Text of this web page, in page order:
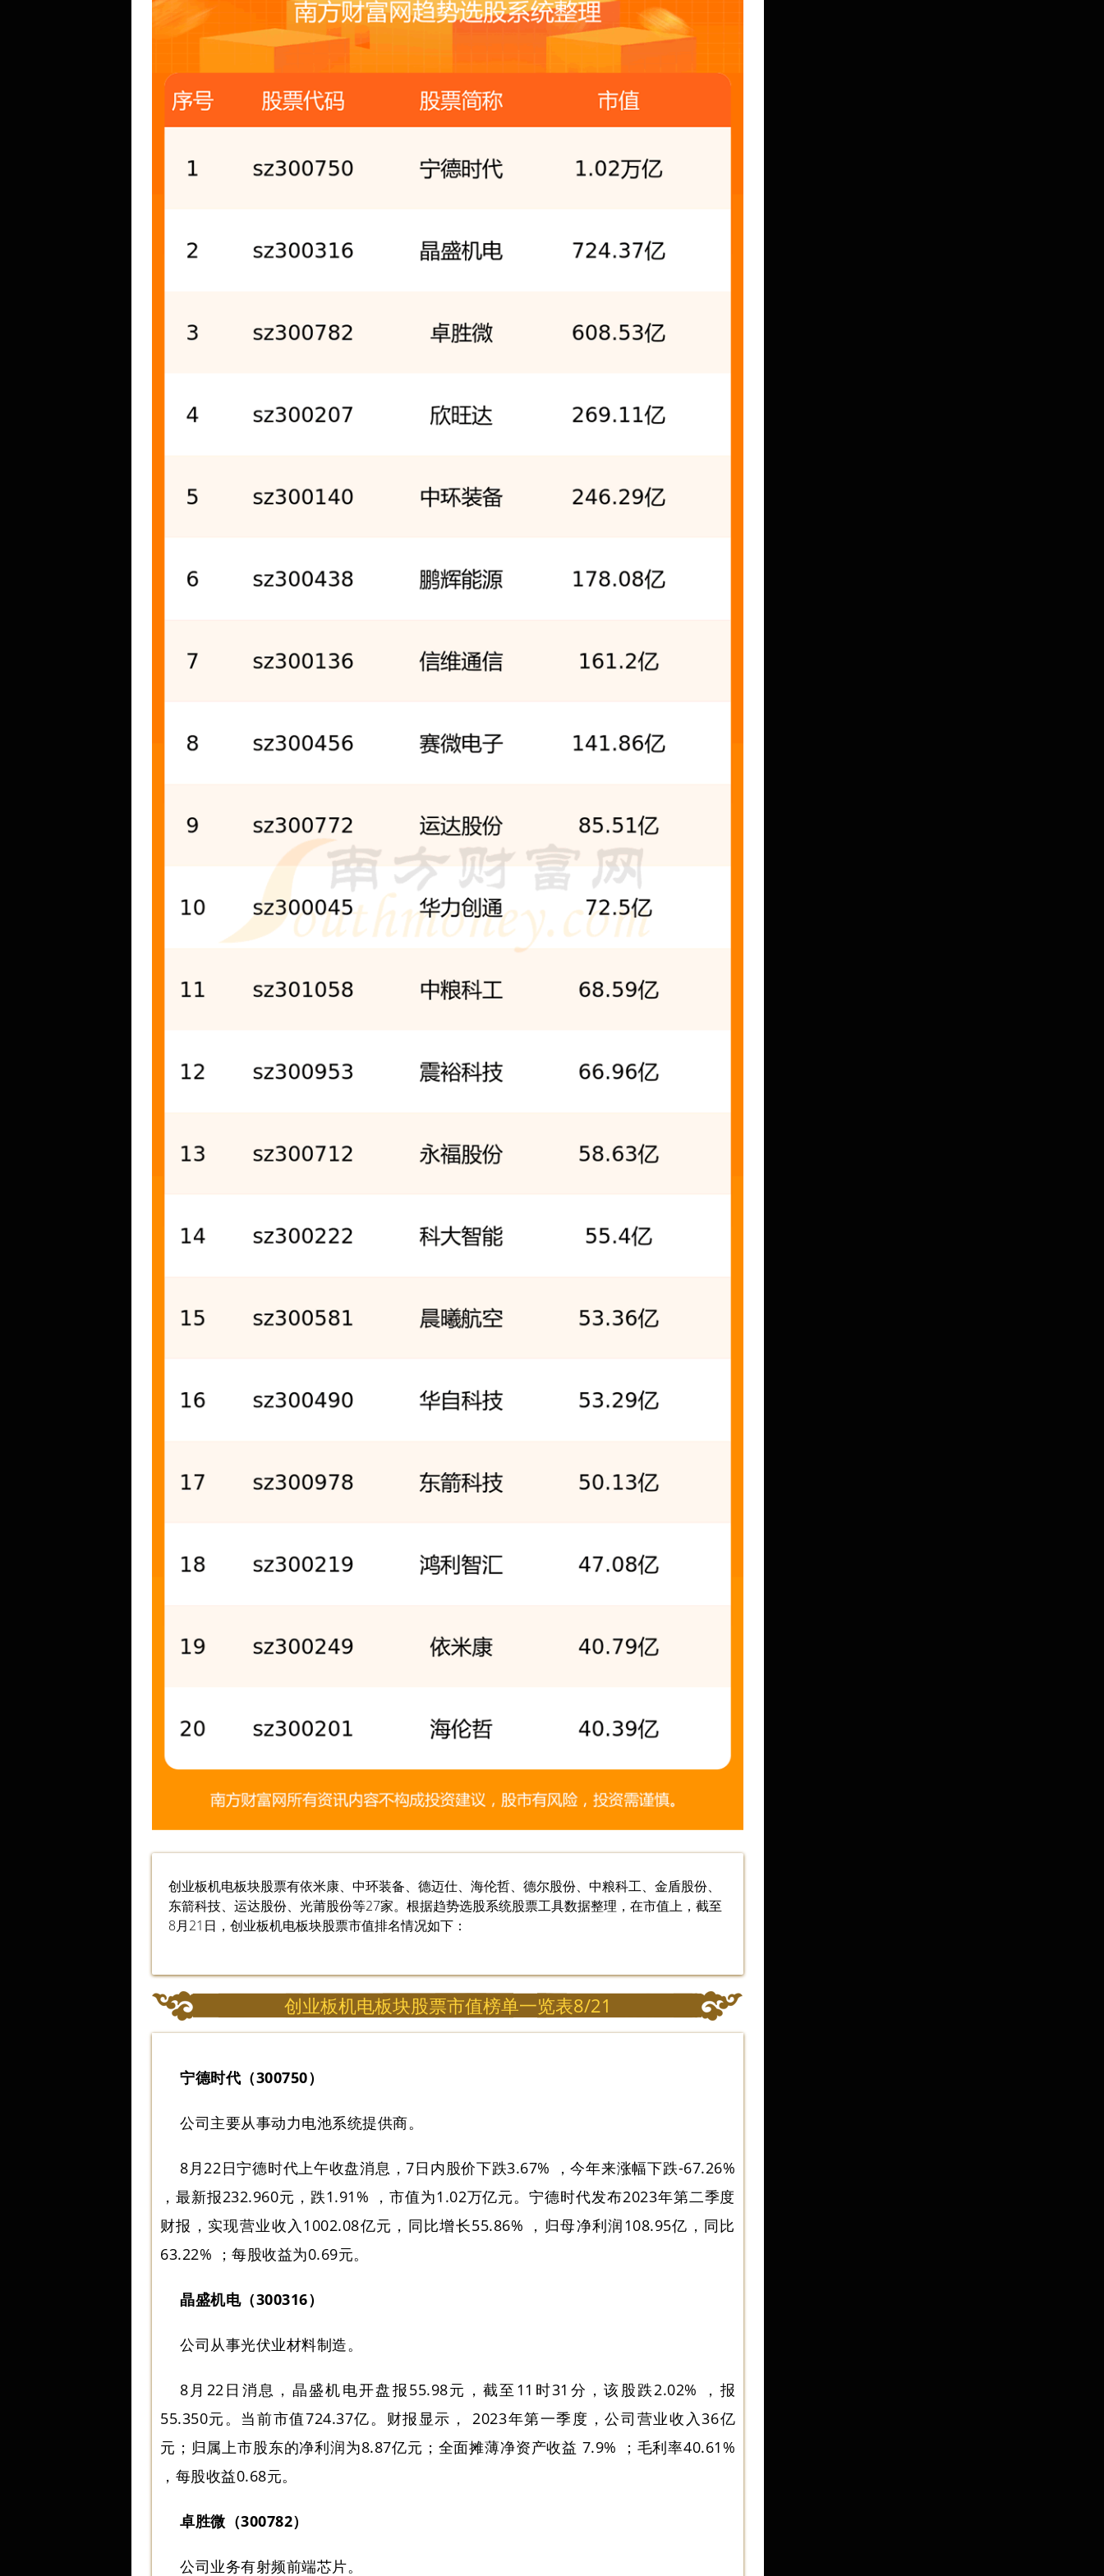
创业板机电板块股票有依米康、中环装备、德迈仕、海伦哲、德尔股份、中粮科工、金盾股份、
东箭科技、运达股份、光莆股份等27家。根据趋势选股系统股票工具数据整理，在市值上，截至
8月21日，创业板机电板块股票市值排名情况如下：
创业板机电板块股票市值榜单一览表8/21
宁德时代（300750）
公司主要从事动力电池系统提供商。
8月22日宁德时代上午收盘消息，7日内股价下跌3.67% ，今年来涨幅下跌-67.26%
，最新报232.960元，跌1.91% ，市值为1.02万亿元。宁德时代发布2023年第二季度
财报，实现营业收入1002.08亿元，同比增长55.86% ，归母净利润108.95亿，同比
63.22% ；每股收益为0.69元。
晶盛机电（300316）
公司从事光伏业材料制造。
8月22日消息，晶盛机电开盘报55.98元，截至11时31分，该股跌2.02% ，报
55.350元。当前市值724.37亿。财报显示， 2023年第一季度，公司营业收入36亿
元；归属上市股东的净利润为8.87亿元；全面摊薄净资产收益 7.9% ；毛利率40.61%
，每股收益0.68元。
卓胜微（300782）
公司业务有射频前端芯片。